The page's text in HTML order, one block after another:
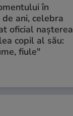
în
ani, celebra
oficial nașterea
copil al său:
fiule"